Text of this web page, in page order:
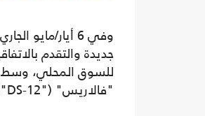
وفي 6 أيار/
جديدة والتقدم
للسوق المحلي، وسط
"فالاريس" ("DS-12") بحفر آبار جديدة الشهر الماضي.